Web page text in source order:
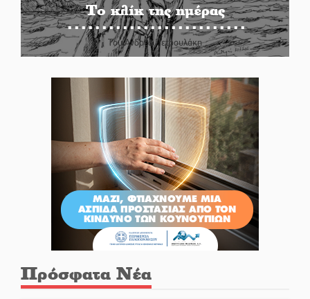
Το κλίκ της ημέρας
Του Ανδρέα Πετρουλάκη
Πρόσφατα Νέα